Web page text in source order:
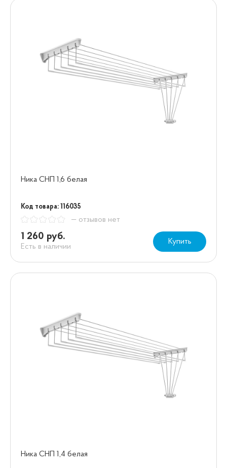
Ника СНП 1,6 белая
Код товара: 116035
— отзывов нет
1 260 руб.
Есть в наличии
Купить
Ника СНП 1,4 белая